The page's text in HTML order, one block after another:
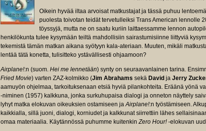
Oikein hyvää iltaa arvoisat matkustajat ja tässä puhuu
puolesta toivotan teidät tervetulleiksi Trans American lennolle
töyssyjä, mutta ne on saatu kuriin laittaessamme lennon
henkilökunta tulee kysymään teiltä mahdollisiin sairastumisiinne liittyviä
tekemistä tämän matkan aikana syötyyn kala-ateriaan. Muuten, mikäli
lentää tätä konetta, tulisitteko ystävällisesti ohjaamoon?
Airplane!:n (suom. Hei me lennetään) synty on seuraavanlainen tarina.
Fried Movie) varten ZAZ-kolmikko (Jim Abrahams sekä David ja Jerry
aamuyön ohjelmaa, tarkoituksenaan etsiä hyviä pilankohteita. Eräänä yönä
-niminen (1957) kalkkuna, jonka surkuhupaisa dialogi ja onneton näyttely
lyhyt matka elokuvan oikeuksien ostamiseen jaAirplane!:n työstämiseen.
kaikkialla, sillä juoni, dialogi, korniudet ja kalkkunat siirrettiin lähes
omaa materiaalia. Käytännössä puhumme kuitenkinZero Hour!-elokuvan